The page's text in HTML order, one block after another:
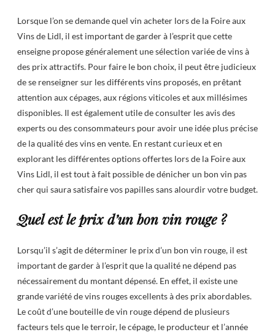
Lorsque l’on se demande quel vin acheter lors de la Foire aux
Vins de Lidl, il est important de garder à l’esprit que cette
enseigne propose généralement une sélection variée de vins à
des prix attractifs. Pour faire le bon choix, il peut être judicieux
de se renseigner sur les différents vins proposés, en prêtant
attention aux cépages, aux régions viticoles et aux millésimes
disponibles. Il est également utile de consulter les avis des
experts ou des consommateurs pour avoir une idée plus précise
de la qualité des vins en vente. En restant curieux et en
explorant les différentes options offertes lors de la Foire aux
Vins Lidl, il est tout à fait possible de dénicher un bon vin pas
cher qui saura satisfaire vos papilles sans alourdir votre budget.
Quel est le prix d’un bon vin rouge ?
Lorsqu’il s’agit de déterminer le prix d’un bon vin rouge, il est
important de garder à l’esprit que la qualité ne dépend pas
nécessairement du montant dépensé. En effet, il existe une
grande variété de vins rouges excellents à des prix abordables.
Le coût d’une bouteille de vin rouge dépend de plusieurs
facteurs tels que le terroir, le cépage, le producteur et l’année